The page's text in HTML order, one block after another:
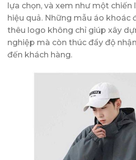
lựa chọn, và xem như một
hiệu quả. Những mẫu áo khoác
thêu logo không chỉ giúp xây
nghiệp mà còn thúc đẩy độ
đến khách hàng.